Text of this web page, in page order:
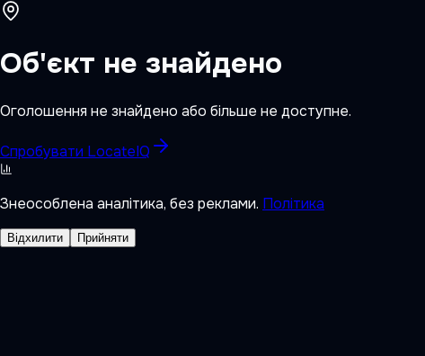
Об'єкт не знайдено
Оголошення не знайдено або більше не доступне.
Спробувати LocateIQ
Знеособлена аналітика, без реклами. Політика
Відхилити Прийняти